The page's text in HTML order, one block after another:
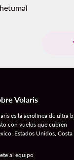
Volaris
es la aerolínea de ultra
con vuelos que cubren
Estados Unidos, Costa
al equipo